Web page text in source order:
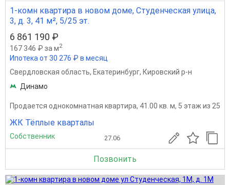
1-комн квартира в новом доме, Студенческая улица,
3, д. 3, 41 м², 5/25 эт.
6 861 190 ₽
167 346 ₽ за м2
Ипотека от 30 276 ₽ в месяц
Свердловская область, Екатеринбург, Кировский р-н
Динамо
Продается однокомнатная квартира, 41.00 кв. м, 5 этаж из 25
ЖК Тёплые кварталы
Собственник 27.06
Позвонить